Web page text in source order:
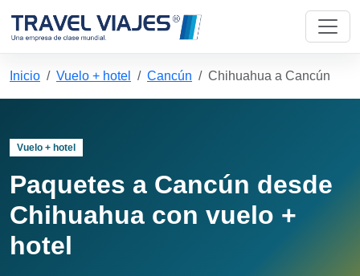
Inicio Vuelo + hotel Cancún Chihuahua a Cancún
Vuelo + hotel
Paquetes a Cancún desde
Chihuahua con vuelo +
hotel